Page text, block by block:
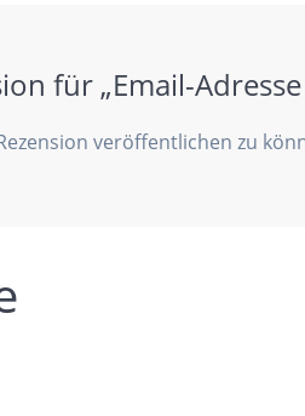
für „Email-
veröffentlichen zu